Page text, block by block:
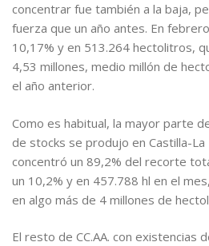
concentrar fue también a la baja,
fuerza que un año antes. En
10,17% y en 513.264 hectolitros,
4,53 millones, medio millón de
el año anterior.
Como es habitual, la mayor parte
de stocks se produjo en Castilla-La
concentró un 89,2% del recorte
un 10,2% y en 457.788 hl en el
en algo más de 4 millones de
El resto de CC.AA. con existencias